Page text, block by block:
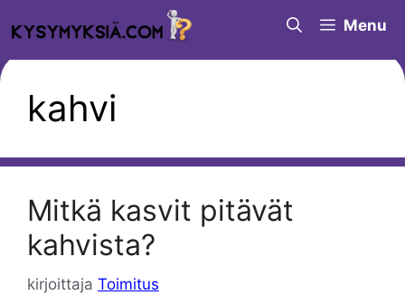
sisältöön
Menu
kahvi
Mitkä kasvit pitävät
kahvista?
kirjoittaja Toimitus